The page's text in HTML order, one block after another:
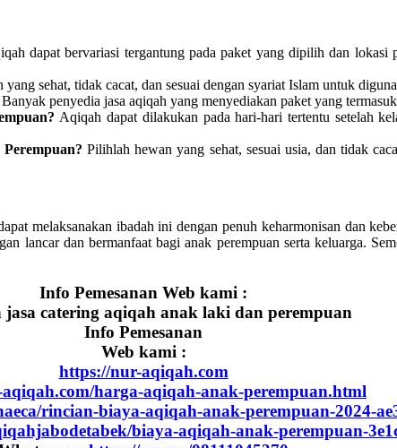
dapat bervariasi tergantung pada paket yang dipilih dan lokasi
sehat, tidak cacat, dan sesuai dengan syariat Islam untuk
Banyak penyedia jasa aqiqah yang menyediakan paket yang
Aqiqah dapat dilakukan pada hari-hari tertentu setelah
Pilihlah hewan yang sehat, sesuai usia, dan tidak
melaksanakan ibadah ini dengan penuh keharmonisan dan
lancar dan bermanfaat bagi anak perempuan serta keluarga.
Info Pemesanan Web kami :
catering aqiqah anak laki dan perempuan
Info Pemesanan
Web kami :
https://nur-aqiqah.com
harga-aqiqah-anak-perempuan.html
rincian-biaya-aqiqah-anak-perempuan-2024-
biaya-aqiqah-anak-perempuan-